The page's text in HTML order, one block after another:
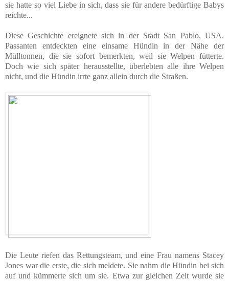
sie hatte so viel Liebe in sich, dass sie für andere bedürftige Babys
reichte...
Diese Geschichte ereignete sich in der Stadt San Pablo, USA.
Passanten entdeckten eine einsame Hündin in der Nähe der
Mülltonnen, die sie sofort bemerkten, weil sie Welpen fütterte.
Doch wie sich später herausstellte, überlebten alle ihre Welpen
nicht, und die Hündin irrte ganz allein durch die Straßen.
Die Leute riefen das Rettungsteam, und eine Frau namens Stacey
Jones war die erste, die sich meldete. Sie nahm die Hündin bei sich
auf und kümmerte sich um sie. Etwa zur gleichen Zeit wurde sie